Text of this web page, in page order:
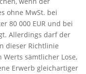
ohne MwSt. bei
80 000 EUR und bei
Allerdings darf der
dieser Richtlinie
Werts sämtlicher Lose,
Erwerb gleichartiger